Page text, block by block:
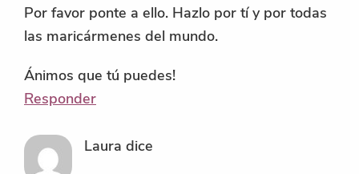
Por favor ponte a ello. Hazlo por tí y por todas
las maricármenes del mundo.
Ánimos que tú puedes!
Responder
Laura dice